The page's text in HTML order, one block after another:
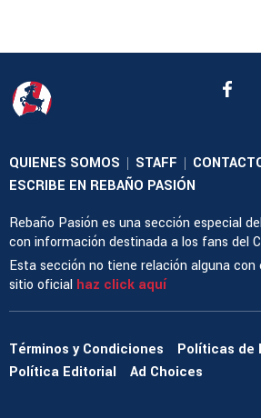
QUIENES SOMOS | STAFF |
ESCRIBE EN REBAÑO PASIÓN
Rebaño Pasión es una sección especial
con información destinada a los fans del
Esta sección no tiene relación alguna
sitio oficial haz click aquí
Términos y Condiciones
Políticas de
Política Editorial
Ad Choices